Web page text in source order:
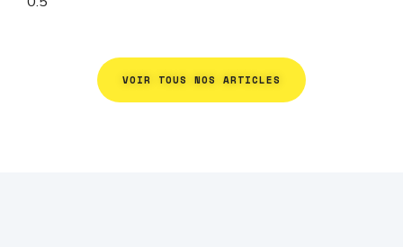
VOIR TOUS NOS ARTICLES